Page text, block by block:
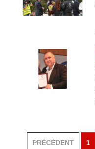
PRÉCÉDENT 1